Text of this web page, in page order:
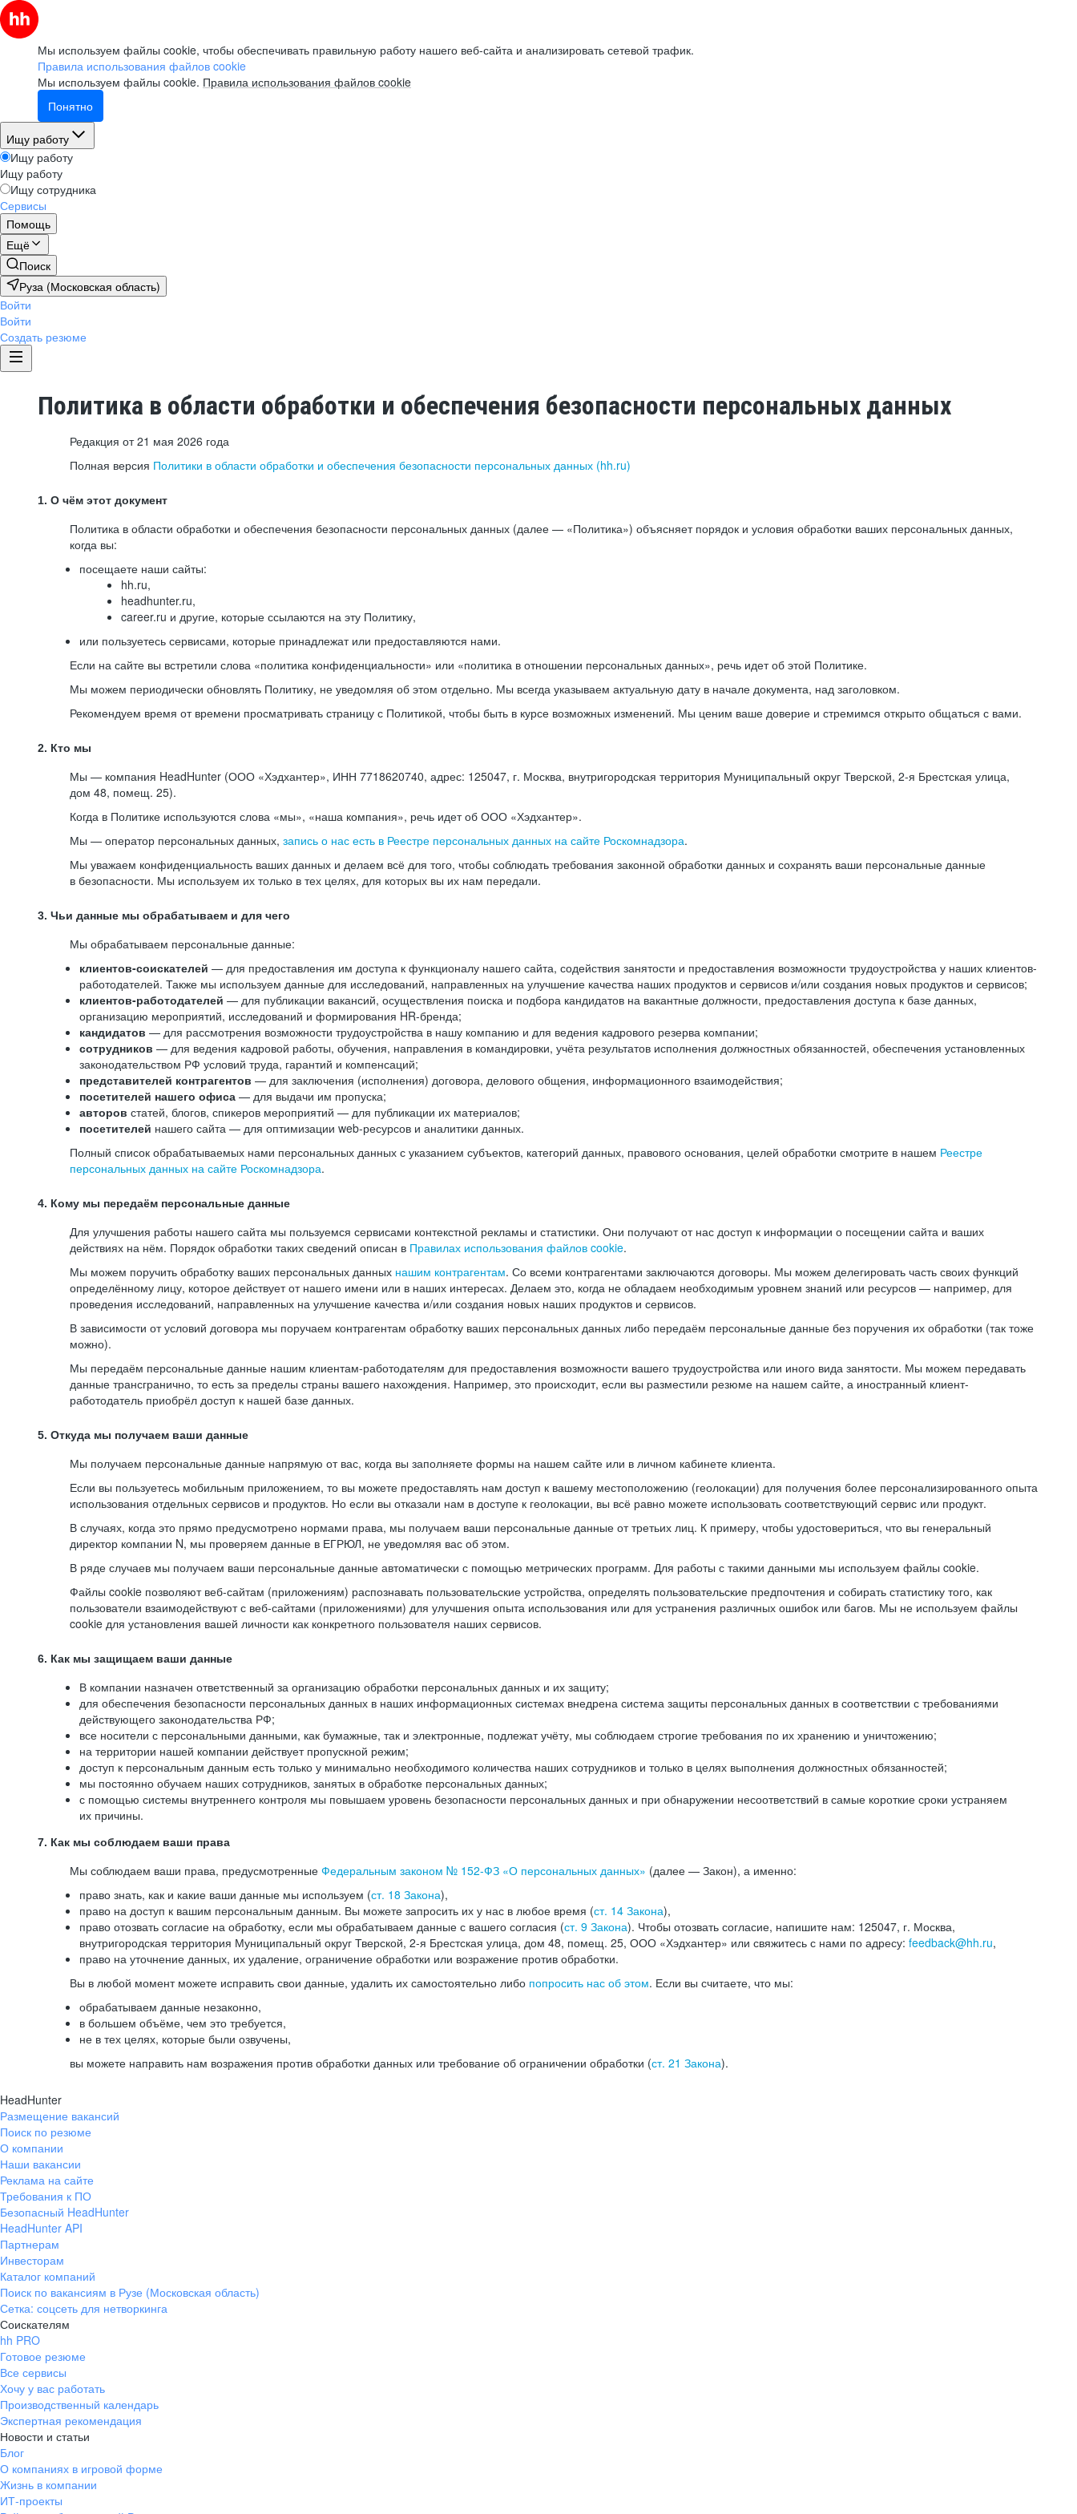
Мы используем файлы cookie, чтобы обеспечивать правильную работу нашего веб-сайта и анализировать сетевой трафик.
Правила использования файлов cookie
Мы используем файлы cookie. Правила использования файлов cookie
Понятно
Ищу работу
Ищу работу
Ищу работу
Ищу сотрудника
Сервисы
Помощь
Ещё
Поиск
Руза (Московская область)
Войти
Войти
Создать резюме
Политика в области обработки и обеспечения безопасности персональных данных
Редакция от 21 мая 2026 года
Полная версия Политики в области обработки и обеспечения безопасности персональных данных (hh.ru)
1. О чём этот документ
Политика в области обработки и обеспечения безопасности персональных данных (далее — «Политика») объясняет порядок и условия обработки ваших персональных данных,
когда вы:
посещаете наши сайты:
hh.ru,
headhunter.ru,
career.ru и другие, которые ссылаются на эту Политику,
или пользуетесь сервисами, которые принадлежат или предоставляются нами.
Если на сайте вы встретили слова «политика конфиденциальности» или «политика в отношении персональных данных», речь идет об этой Политике.
Мы можем периодически обновлять Политику, не уведомляя об этом отдельно. Мы всегда указываем актуальную дату в начале документа, над заголовком.
Рекомендуем время от времени просматривать страницу с Политикой, чтобы быть в курсе возможных изменений. Мы ценим ваше доверие и стремимся открыто общаться с вами.
2. Кто мы
Мы — компания HeadHunter (ООО «Хэдхантер», ИНН 7718620740, адрес: 125047, г. Москва, внутригородская территория Муниципальный округ Тверской, 2-я Брестская улица,
дом 48, помещ. 25).
Когда в Политике используются слова «мы», «наша компания», речь идет об ООО «Хэдхантер».
Мы — оператор персональных данных, запись о нас есть в Реестре персональных данных на сайте Роскомнадзора.
Мы уважаем конфиденциальность ваших данных и делаем всё для того, чтобы соблюдать требования законной обработки данных и сохранять ваши персональные данные
в безопасности. Мы используем их только в тех целях, для которых вы их нам передали.
3. Чьи данные мы обрабатываем и для чего
Мы обрабатываем персональные данные:
клиентов-соискателей — для предоставления им доступа к функционалу нашего сайта, содействия занятости и предоставления возможности трудоустройства у наших клиентов-
работодателей. Также мы используем данные для исследований, направленных на улучшение качества наших продуктов и сервисов и/или создания новых продуктов и сервисов;
клиентов-работодателей — для публикации вакансий, осуществления поиска и подбора кандидатов на вакантные должности, предоставления доступа к базе данных,
организацию мероприятий, исследований и формирования HR-бренда;
кандидатов — для рассмотрения возможности трудоустройства в нашу компанию и для ведения кадрового резерва компании;
сотрудников — для ведения кадровой работы, обучения, направления в командировки, учёта результатов исполнения должностных обязанностей, обеспечения установленных
законодательством РФ условий труда, гарантий и компенсаций;
представителей контрагентов — для заключения (исполнения) договора, делового общения, информационного взаимодействия;
посетителей нашего офиса — для выдачи им пропуска;
авторов статей, блогов, спикеров мероприятий — для публикации их материалов;
посетителей нашего сайта — для оптимизации web-ресурсов и аналитики данных.
Полный список обрабатываемых нами персональных данных с указанием субъектов, категорий данных, правового основания, целей обработки смотрите в нашем Реестре
персональных данных на сайте Роскомнадзора.
4. Кому мы передаём персональные данные
Для улучшения работы нашего сайта мы пользуемся сервисами контекстной рекламы и статистики. Они получают от нас доступ к информации о посещении сайта и ваших
действиях на нём. Порядок обработки таких сведений описан в Правилах использования файлов cookie.
Мы можем поручить обработку ваших персональных данных нашим контрагентам. Со всеми контрагентами заключаются договоры. Мы можем делегировать часть своих функций
определённому лицу, которое действует от нашего имени или в наших интересах. Делаем это, когда не обладаем необходимым уровнем знаний или ресурсов — например, для
проведения исследований, направленных на улучшение качества и/или создания новых наших продуктов и сервисов.
В зависимости от условий договора мы поручаем контрагентам обработку ваших персональных данных либо передаём персональные данные без поручения их обработки (так тоже
можно).
Мы передаём персональные данные нашим клиентам-работодателям для предоставления возможности вашего трудоустройства или иного вида занятости. Мы можем передавать
данные трансгранично, то есть за пределы страны вашего нахождения. Например, это происходит, если вы разместили резюме на нашем сайте, а иностранный клиент-
работодатель приобрёл доступ к нашей базе данных.
5. Откуда мы получаем ваши данные
Мы получаем персональные данные напрямую от вас, когда вы заполняете формы на нашем сайте или в личном кабинете клиента.
Если вы пользуетесь мобильным приложением, то вы можете предоставлять нам доступ к вашему местоположению (геолокации) для получения более персонализированного опыта
использования отдельных сервисов и продуктов. Но если вы отказали нам в доступе к геолокации, вы всё равно можете использовать соответствующий сервис или продукт.
В случаях, когда это прямо предусмотрено нормами права, мы получаем ваши персональные данные от третьих лиц. К примеру, чтобы удостовериться, что вы генеральный
директор компании N, мы проверяем данные в ЕГРЮЛ, не уведомляя вас об этом.
В ряде случаев мы получаем ваши персональные данные автоматически с помощью метрических программ. Для работы с такими данными мы используем файлы cookie.
Файлы cookie позволяют веб-сайтам (приложениям) распознавать пользовательские устройства, определять пользовательские предпочтения и собирать статистику того, как
пользователи взаимодействуют с веб-сайтами (приложениями) для улучшения опыта использования или для устранения различных ошибок или багов. Мы не используем файлы
cookie для установления вашей личности как конкретного пользователя наших сервисов.
6. Как мы защищаем ваши данные
В компании назначен ответственный за организацию обработки персональных данных и их защиту;
для обеспечения безопасности персональных данных в наших информационных системах внедрена система защиты персональных данных в соответствии с требованиями
действующего законодательства РФ;
все носители с персональными данными, как бумажные, так и электронные, подлежат учёту, мы соблюдаем строгие требования по их хранению и уничтожению;
на территории нашей компании действует пропускной режим;
доступ к персональным данным есть только у минимально необходимого количества наших сотрудников и только в целях выполнения должностных обязанностей;
мы постоянно обучаем наших сотрудников, занятых в обработке персональных данных;
с помощью системы внутреннего контроля мы повышаем уровень безопасности персональных данных и при обнаружении несоответствий в самые короткие сроки устраняем
их причины.
7. Как мы соблюдаем ваши права
Мы соблюдаем ваши права, предусмотренные Федеральным законом № 152-ФЗ «О персональных данных» (далее — Закон), а именно:
право знать, как и какие ваши данные мы используем (ст. 18 Закона),
право на доступ к вашим персональным данным. Вы можете запросить их у нас в любое время (ст. 14 Закона),
право отозвать согласие на обработку, если мы обрабатываем данные с вашего согласия (ст. 9 Закона). Чтобы отозвать согласие, напишите нам: 125047, г. Москва,
внутригородская территория Муниципальный округ Тверской, 2-я Брестская улица, дом 48, помещ. 25, ООО «Хэдхантер» или свяжитесь с нами по адресу: feedback@hh.ru,
право на уточнение данных, их удаление, ограничение обработки или возражение против обработки.
Вы в любой момент можете исправить свои данные, удалить их самостоятельно либо попросить нас об этом. Если вы считаете, что мы:
обрабатываем данные незаконно,
в большем объёме, чем это требуется,
не в тех целях, которые были озвучены,
вы можете направить нам возражения против обработки данных или требование об ограничении обработки (ст. 21 Закона).
HeadHunter
Размещение вакансий
Поиск по резюме
О компании
Наши вакансии
Реклама на сайте
Требования к ПО
Безопасный HeadHunter
HeadHunter API
Партнерам
Инвесторам
Каталог компаний
Поиск по вакансиям в Рузе (Московская область)
Сетка: соцсеть для нетворкинга
Соискателям
hh PRO
Готовое резюме
Все сервисы
Хочу у вас работать
Производственный календарь
Экспертная рекомендация
Новости и статьи
Блог
О компаниях в игровой форме
Жизнь в компании
ИТ-проекты